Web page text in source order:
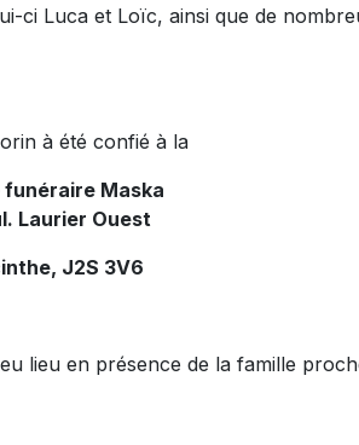
ci Luca et Loïc, ainsi que de
à été confié à la
funéraire Maska
Laurier Ouest
J2S 3V6
lieu en présence de la famille